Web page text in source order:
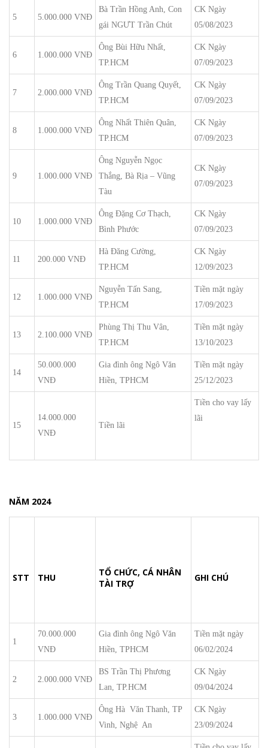
5 5.000.000 VNĐ
Bà Trần Hồng Anh, Con
gái NGƯT Trần Chút
CK Ngày
05/08/2023
6 1.000.000 VNĐ
Ông Bùi Hữu Nhất,
TP.HCM
CK Ngày
07/09/2023
7 2.000.000 VNĐ
Ông Trần Quang Quyết,
TP.HCM
CK Ngày
07/09/2023
8 1.000.000 VNĐ
Ông Nhất Thiên Quân,
TP.HCM
CK Ngày
07/09/2023
9 1.000.000 VNĐ
Ông Nguyễn Ngọc
Thắng, Bà Rịa – Vũng
Tàu
CK Ngày
07/09/2023
10 1.000.000 VNĐ
Ông Đặng Cơ Thạch,
Bình Phước
CK Ngày
07/09/2023
11 200.000 VNĐ
Hà Đăng Cường,
TP.HCM
CK Ngày
12/09/2023
12 1.000.000 VNĐ
Nguyễn Tấn Sang,
TP.HCM
Tiền mặt ngày
17/09/2023
13 2.100.000 VNĐ
Phùng Thị Thu Vân,
TP.HCM
Tiền mặt ngày
13/10/2023
14
50.000.000
VNĐ
Gia đình ông Ngô Văn
Hiền, TPHCM
Tiền mặt ngày
25/12/2023
15
14.000.000
VNĐ
Tiền lãi
Tiền cho vay lấy
lãi
NĂM 2024
STT THU
TỔ CHỨC, CÁ NHÂN
TÀI TRỢ
GHI CHÚ
1
70.000.000
VNĐ
Gia đình ông Ngô Văn
Hiền, TPHCM
Tiền mặt ngày
06/02/2024
2 2.000.000 VNĐ
BS Trần Thị Phương
Lan, TP.HCM
CK Ngày
09/04/2024
3 1.000.000 VNĐ
Ông Hà Văn Thanh, TP
Vinh, Nghệ An
CK Ngày
23/09/2024